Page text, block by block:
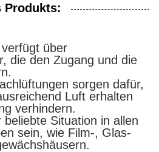
Produkts:
über
die den Zugang und die
sorgen dafür,
Luft erhalten
verhindern.
Situation in allen
sein, wie Film-, Glas-